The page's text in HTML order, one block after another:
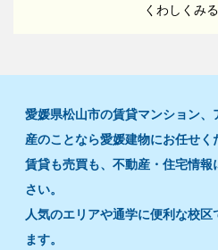
くわしくみる
愛媛県松山市の賃貸マンション
産のことなら愛媛建物にお任せく
賃貸も売買も、不動産・住宅情
さい。
人気のエリアや通学に便利な校
ます。